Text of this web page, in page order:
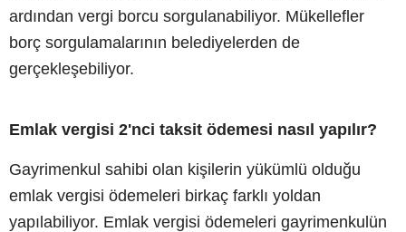
ardından vergi borcu sorgulanabiliyor. Mükellefler
borç sorgulamalarının belediyelerden de
gerçekleşebiliyor.
Emlak vergisi 2'nci taksit ödemesi nasıl yapılır?
Gayrimenkul sahibi olan kişilerin yükümlü olduğu
emlak vergisi ödemeleri birkaç farklı yoldan
yapılabiliyor. Emlak vergisi ödemeleri gayrimenkulün